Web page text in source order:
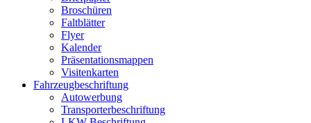
Broschüren
Faltblätter
Flyer
Kalender
Präsentationsmappen
Visitenkarten
Fahrzeugbeschriftung
Autowerbung
Transporterbeschriftung